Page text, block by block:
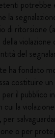
potrebbe
la
di ritorsione
violazione
del
ha fondato
costituire
il pubblico
la
o per